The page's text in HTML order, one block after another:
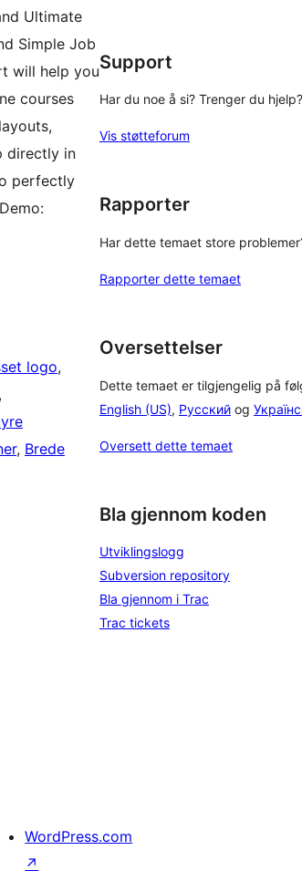
Ultimate
Simple Job
will help you
courses
directly in
perfectly
logo
, Brede
Support
Har du noe å si? Trenger du hjelp?
Vis støtteforum
Rapporter
Har dette temaet store
Rapporter dette temaet
Oversettelser
Dette temaet er tilgjengelig på
English (US), Русский og
Oversett dette temaet
Bla gjennom koden
Utviklingslogg
Subversion repository
Bla gjennom i Trac
Trac tickets
WordPress.com
↗